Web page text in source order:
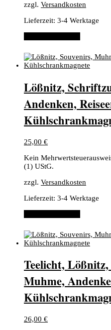
zzgl. Versandkosten
Lieferzeit: 3-4 Werktage
Lößnitz,
Andenken,
25,00 €
Kein
(1) UStG.
zzgl. Versandkosten
Lieferzeit: 3-4 Werktage
Teelicht,
Muhme,
26,00 €